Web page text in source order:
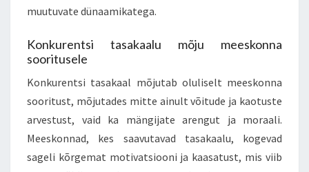
muutuvate dünaamikatega.
Konkurentsi tasakaalu mõju meeskonna
sooritusele
Konkurentsi tasakaal mõjutab oluliselt meeskonna
sooritust, mõjutades mitte ainult võitude ja kaotuste
arvestust, vaid ka mängijate arengut ja moraali.
Meeskonnad, kes saavutavad tasakaalu, kogevad
sageli kõrgemat motivatsiooni ja kaasatust, mis viib